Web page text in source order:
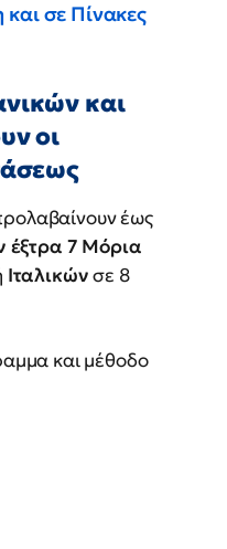
και σε Πίνακες
και
οι
έως
έξτρα 7 Μόρια
Ιταλικώνσε 8
και μέθοδο